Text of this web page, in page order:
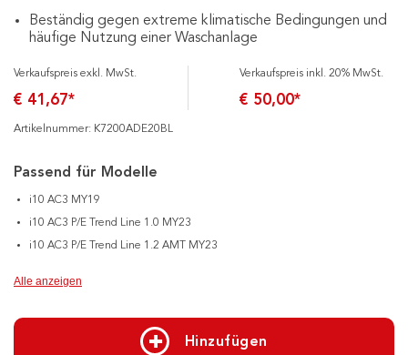
Beständig gegen extreme klimatische Bedingungen und
häufige Nutzung einer Waschanlage
Verkaufspreis exkl. MwSt.
€ 41,67*
Verkaufspreis inkl. 20% MwSt.
€ 50,00*
Artikelnummer: K7200ADE20BL
Passend für Modelle
i10 AC3 MY19
i10 AC3 P/E Trend Line 1.0 MY23
i10 AC3 P/E Trend Line 1.2 AMT MY23
Alle anzeigen
Hinzufügen